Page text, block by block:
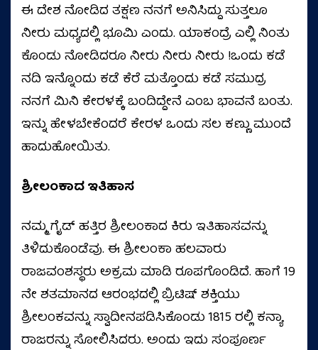
ಈ ದೇಶ ನೋಡಿದ ತಕ್ಷಣ ನನಗೆ ಅನಿಸಿದ್ದು ಸುತ್ತಲೂ
ನೀರು ಮಧ್ಯದಲ್ಲಿ ಭೂಮಿ ಎಂದು. ಯಾಕಂದ್ರೆ ಎಲ್ಲಿ ನಿಂತು
ಕೊಂಡು ನೋಡಿದರೂ ನೀರು ನೀರು ನೀರು !ಒಂದು ಕಡೆ
ನದಿ ಇನ್ನೊಂದು ಕಡೆ ಕೆರೆ ಮತ್ತೊಂದು ಕಡೆ ಸಮುದ್ರ
ನನಗೆ ಮಿನಿ ಕೇರಳಕ್ಕೆ ಬಂದಿದ್ದೇನೆ ಎಂಬ ಭಾವನೆ ಬಂತು.
ಇನ್ನು ಹೇಳಬೇಕೆಂದರೆ ಕೇರಳ ಒಂದು ಸಲ ಕಣ್ಣು ಮುಂದೆ
ಹಾದುಹೋಯಿತು.
ಶ್ರೀಲಂಕಾದ ಇತಿಹಾಸ
ನಮ್ಮ ಗೈಡ್ ಹತ್ತಿರ ಶ್ರೀಲಂಕಾದ ಕಿರು ಇತಿಹಾಸವನ್ನು
ತಿಳಿದುಕೊಂಡೆವು. ಈ ಶ್ರೀಲಂಕಾ ಹಲವಾರು
ರಾಜವಂಶಸ್ಥರು ಅಕ್ರಮ ಮಾಡಿ ರೂಪಗೊಂಡಿದೆ. ಹಾಗೆ 19
ನೇ ಶತಮಾನದ ಆರಂಭದಲ್ಲಿ ಬ್ರಿಟಿಷ್ ಶಕ್ತಿಯು
ಶ್ರೀಲಂಕವನ್ನು ಸ್ವಾದೀನಪಡಿಸಿಕೊಂಡು 1815 ರಲ್ಲಿ ಕನ್ಯಾ
ರಾಜರನ್ನು ಸೋಲಿಸಿದರು. ಅಂದು ಇದು ಸಂಪೂರ್ಣ